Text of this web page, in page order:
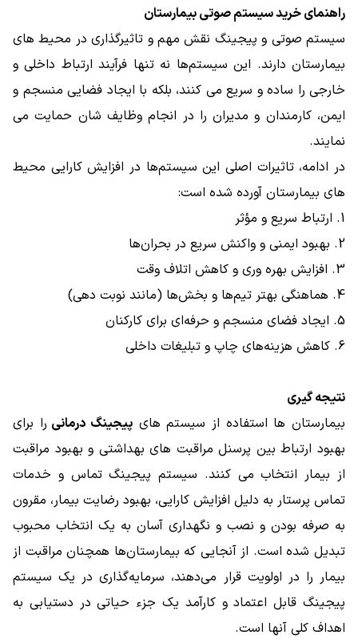
راهنمای خرید سیستم صوتی بیمارستان
سیستم صوتی و پیجینگ نقش مهم و تاثیرگذاری در محیط‌ های
بیمارستان دارند. این سیستم‌ها نه تنها فرآیند ارتباط داخلی و
خارجی را ساده و سریع می ‌کنند، بلکه با ایجاد فضایی منسجم و
ایمن، کارمندان و مدیران را در انجام وظایف ‌شان حمایت می
‌نمایند.
در ادامه، تاثیرات اصلی این سیستم‌ها در افزایش کارایی محیط‌
های بیمارستان آورده شده است:
1. ارتباط سریع و مؤثر
2. بهبود ایمنی و واکنش سریع در بحران‌ها
3. افزایش بهره‌ وری و کاهش اتلاف وقت
4. هماهنگی بهتر تیم‌ها و بخش‌ها (مانند نوبت دهی)
5. ایجاد فضای منسجم و حرفه‌ای برای کارکنان
6. کاهش هزینه‌های چاپ و تبلیغات داخلی
نتیجه گیری
بیمارستان ها استفاده از سیستم های پیجینگ درمانی را برای
بهبود ارتباط بین پرسنل مراقبت های بهداشتی و بهبود مراقبت
از بیمار انتخاب می کنند. سیستم پیجینگ تماس و خدمات
تماس پرستار به دلیل افزایش کارایی، بهبود رضایت بیمار، مقرون
به صرفه بودن و نصب و نگهداری آسان به یک انتخاب محبوب
تبدیل شده است. از آنجایی که بیمارستان‌ها همچنان مراقبت از
بیمار را در اولویت قرار می‌دهند، سرمایه‌گذاری در یک سیستم
پیجینگ قابل اعتماد و کارآمد یک جزء حیاتی در دستیابی به
اهداف کلی آنها است.